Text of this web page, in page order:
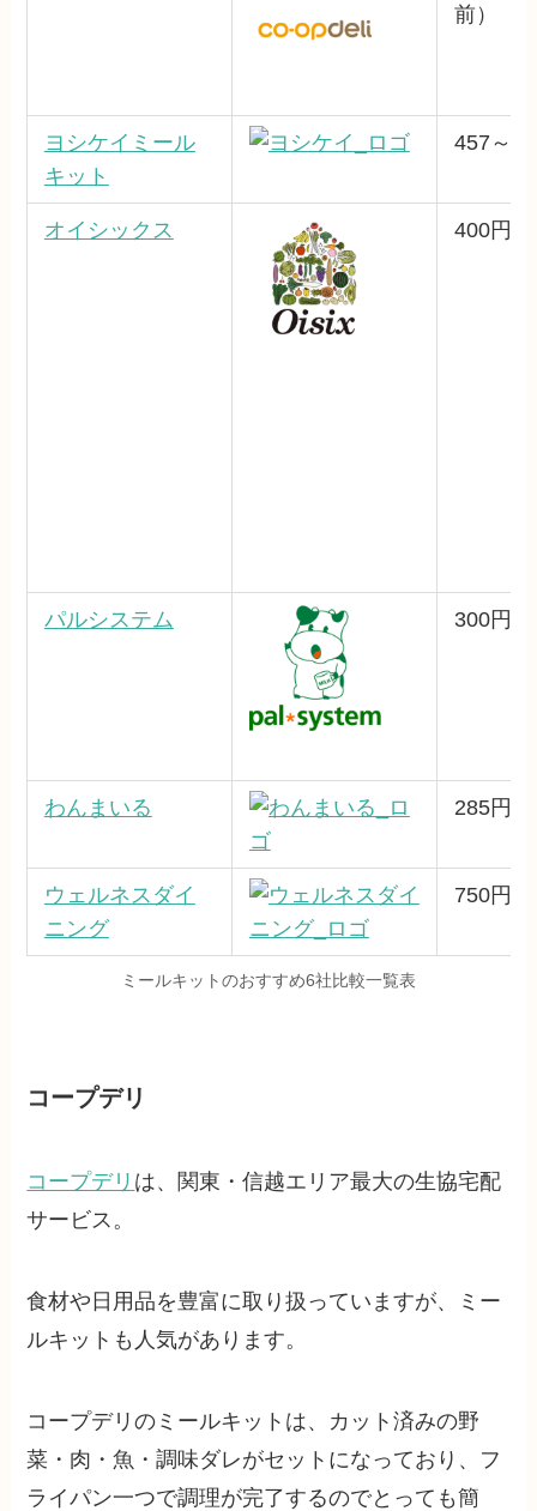
前）
ヨシケイミール
キット
457～
オイシックス 400円
パルシステム 300円
わんまいる 285円～
ウェルネスダイ
ニング
750円
ミールキットのおすすめ6社比較一覧表
コープデリ
コープデリ は、関東・信越エリア最大の生協宅配
サービス。
食材や日用品を豊富に取り扱っていますが、ミー
ルキットも人気があります。
コープデリのミールキットは、カット済みの野
菜・肉・魚・調味ダレがセットになっており、フ
ライパン一つで調理が完了するのでとっても簡